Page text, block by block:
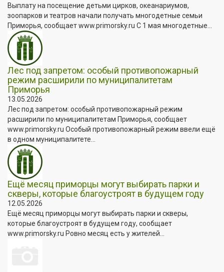
Выплату на посещение детьми цирков, океанариумов,
зоопарков и театров начали получать многодетные семьи
Приморья, сообщает www.primorsky.ru С 1 мая многодетные...
Лес под запретом: особый противопожарный
режим расширили по муниципалитетам
Приморья
13.05.2026
Лес под запретом: особый противопожарный режим
расширили по муниципалитетам Приморья, сообщает
www.primorsky.ru Особый противопожарный режим ввели ещё
в одном муниципалитете...
Ещё месяц приморцы могут выбирать парки и
скверы, которые благоустроят в будущем году
12.05.2026
Ещё месяц приморцы могут выбирать парки и скверы,
которые благоустроят в будущем году, сообщает
www.primorsky.ru Ровно месяц есть у жителей...